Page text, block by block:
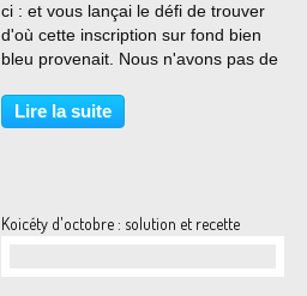
ci : et vous lançai le défi de trouver
d'où cette inscription sur fond bien
bleu provenait. Nous n'avons pas de
solution en image : Regardez bien !
Sur chaque aile se trouve la même...
Lire la suite
Koicéty d'octobre : solution et recette